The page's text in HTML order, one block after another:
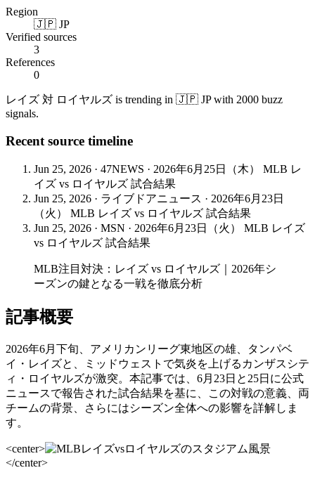
Region
🇯🇵 JP
Verified sources
3
References
0
レイズ 対 ロイヤルズ is trending in 🇯🇵 JP with 2000 buzz
signals.
Recent source timeline
Jun 25, 2026 · 47NEWS · 2026年6月25日（木） MLB レ
イズ vs ロイヤルズ 試合結果
Jun 25, 2026 · ライブドアニュース · 2026年6月23日
（火） MLB レイズ vs ロイヤルズ 試合結果
Jun 25, 2026 · MSN · 2026年6月23日（火） MLB レイズ
vs ロイヤルズ 試合結果
MLB注目対決：レイズ vs ロイヤルズ｜2026年シ
ーズンの鍵となる一戦を徹底分析
記事概要
2026年6月下旬、アメリカンリーグ東地区の雄、タンパベ
イ・レイズと、ミッドウェストで気炎を上げるカンザスシテ
ィ・ロイヤルズが激突。本記事では、6月23日と25日に公式
ニュースで報告された試合結果を基に、この対戦の意義、両
チームの背景、さらにはシーズン全体への影響を詳解しま
す。
<center>
</center>